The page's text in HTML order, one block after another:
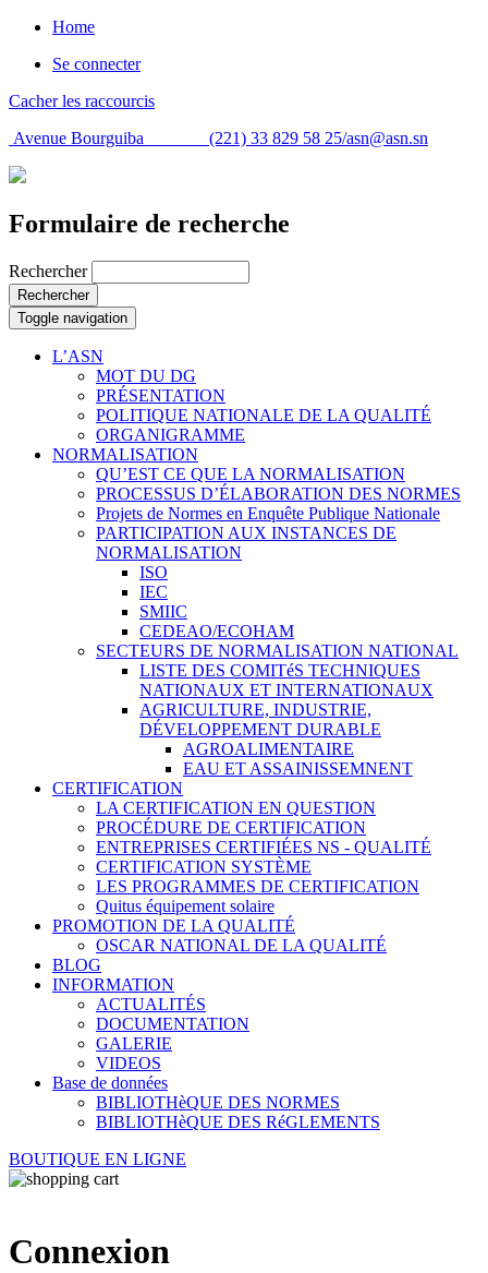
Home
Se connecter
Cacher les raccourcis
Avenue Bourguiba (221) 33 829 58 25/asn@asn.sn
Formulaire de recherche
Rechercher
Rechercher
Toggle navigation
L’ASN
MOT DU DG
PRÉSENTATION
POLITIQUE NATIONALE DE LA QUALITÉ
ORGANIGRAMME
NORMALISATION
QU’EST CE QUE LA NORMALISATION
PROCESSUS D’ÉLABORATION DES NORMES
Projets de Normes en Enquête Publique Nationale
PARTICIPATION AUX INSTANCES DE
NORMALISATION
ISO
IEC
SMIIC
CEDEAO/ECOHAM
SECTEURS DE NORMALISATION NATIONAL
LISTE DES COMITéS TECHNIQUES
NATIONAUX ET INTERNATIONAUX
AGRICULTURE, INDUSTRIE,
DÉVELOPPEMENT DURABLE
AGROALIMENTAIRE
EAU ET ASSAINISSEMNENT
CERTIFICATION
LA CERTIFICATION EN QUESTION
PROCÉDURE DE CERTIFICATION
ENTREPRISES CERTIFIÉES NS - QUALITÉ
CERTIFICATION SYSTÈME
LES PROGRAMMES DE CERTIFICATION
Quitus équipement solaire
PROMOTION DE LA QUALITÉ
OSCAR NATIONAL DE LA QUALITÉ
BLOG
INFORMATION
ACTUALITÉS
DOCUMENTATION
GALERIE
VIDEOS
Base de données
BIBLIOTHèQUE DES NORMES
BIBLIOTHèQUE DES RéGLEMENTS
BOUTIQUE EN LIGNE
Connexion